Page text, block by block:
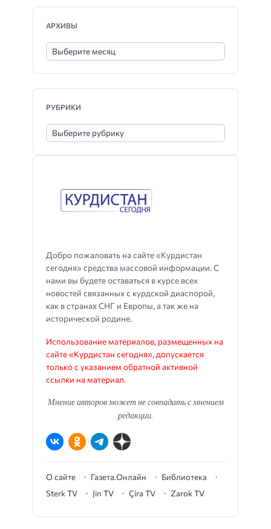
Добро пожаловать на сайте «Курдистан
сегодня» средства массовой информации. С
нами вы будете оставаться в курсе всех
новостей связанных с курдской диаспорой,
как в странах СНГ и Европы, а так же на
исторической родине.
Использование материалов, размещенных на
сайте «Курдистан сегодня», допускается
только с указанием обратной активной
ссылки на материал.
Мнение авторов может не совпадать с мнением
редакции.
О сайте Газета.Онлайн
Библиотека
Sterk TV
Jin TV Çira TV Zarok TV
АРХИВЫ
РУБРИКИ